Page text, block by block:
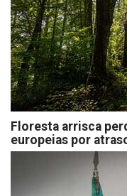
Floresta arrisca
europeias por